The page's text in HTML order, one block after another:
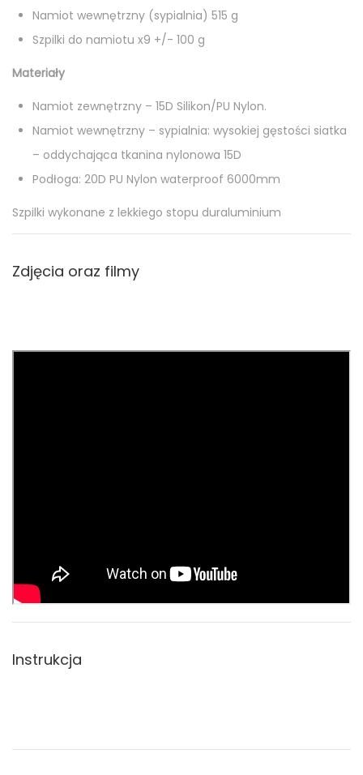
Namiot wewnętrzny (sypialnia) 515 g
Szpilki do namiotu x9 +/- 100 g
Materiały
Namiot zewnętrzny – 15D Silikon/PU Nylon.
Namiot wewnętrzny – sypialnia: wysokiej gęstości siatka
– oddychająca tkanina nylonowa 15D
Podłoga: 20D PU Nylon waterproof 6000mm​
Szpilki wykonane z lekkiego stopu duraluminium
Zdjęcia oraz filmy
Instrukcja